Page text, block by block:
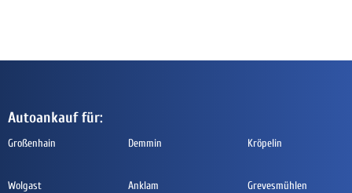
Autoankauf für:
Großenhain Demmin Kröpelin
Wolgast Anklam Grevesmühlen